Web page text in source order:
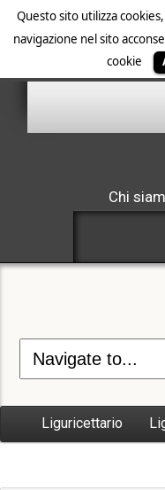
Questo sito utilizza
navigazione nel sito
cookie
Chi
Liguricettario